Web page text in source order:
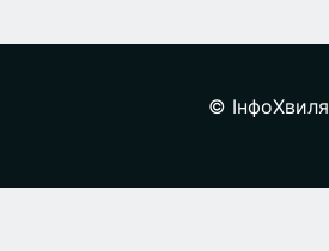
© ІнфоХвиля